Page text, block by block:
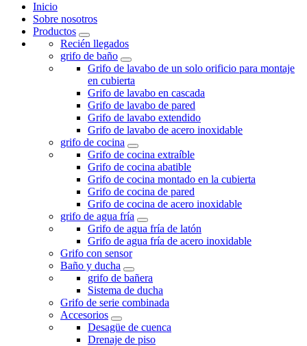
Inicio
Sobre nosotros
Productos
Recién llegados
grifo de baño
Grifo de lavabo de un solo orificio para montaje
en cubierta
Grifo de lavabo en cascada
Grifo de lavabo de pared
Grifo de lavabo extendido
Grifo de lavabo de acero inoxidable
grifo de cocina
Grifo de cocina extraíble
Grifo de cocina abatible
Grifo de cocina montado en la cubierta
Grifo de cocina de pared
Grifo de cocina de acero inoxidable
grifo de agua fría
Grifo de agua fría de latón
Grifo de agua fría de acero inoxidable
Grifo con sensor
Baño y ducha
grifo de bañera
Sistema de ducha
Grifo de serie combinada
Accesorios
Desagüe de cuenca
Drenaje de piso